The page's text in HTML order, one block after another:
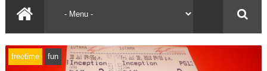
freetime fun